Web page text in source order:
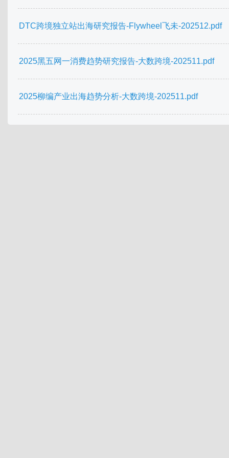
DTC跨境独立站出海研究报告-Flywheel飞未-202512.pdf
2025黑五网一消费趋势研究报告-大数跨境-202511.pdf
2025柳编产业出海趋势分析-大数跨境-202511.pdf